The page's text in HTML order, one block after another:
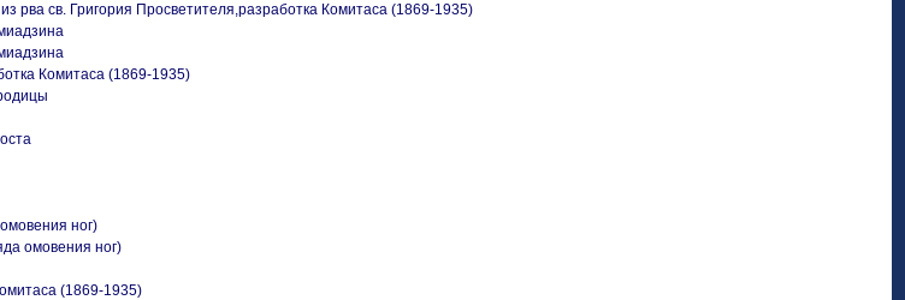
рва св. Григория Просветителя,разработка Комитаса (1869-1935)
Комитаса (1869-1935)
ног)
омовения ног)
(1869-1935)